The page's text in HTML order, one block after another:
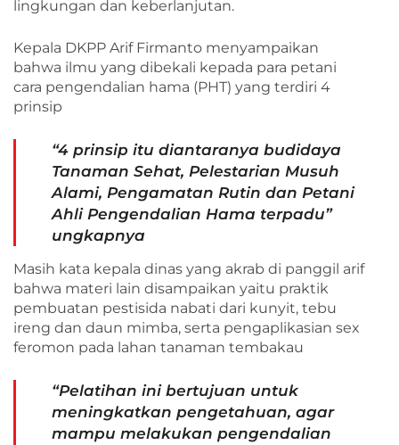
lingkungan dan keberlanjutan.
Kepala DKPP Arif Firmanto menyampaikan
bahwa ilmu yang dibekali kepada para petani
cara pengendalian hama (PHT) yang terdiri 4
prinsip
“4 prinsip itu diantaranya budidaya
Tanaman Sehat, Pelestarian Musuh
Alami, Pengamatan Rutin dan Petani
Ahli Pengendalian Hama terpadu”
ungkapnya
Masih kata kepala dinas yang akrab di panggil arif
bahwa materi lain disampaikan yaitu praktik
pembuatan pestisida nabati dari kunyit, tebu
ireng dan daun mimba, serta pengaplikasian sex
feromon pada lahan tanaman tembakau
“Pelatihan ini bertujuan untuk
meningkatkan pengetahuan, agar
mampu melakukan pengendalian